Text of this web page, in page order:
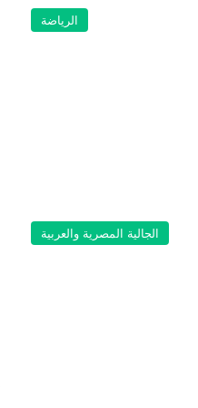
الرياضة
الجالية المصرية والعربية